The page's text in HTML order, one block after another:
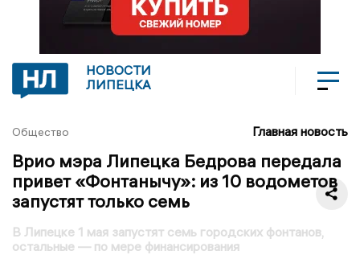
НОВОСТИ
ЛИПЕЦКА
Общество Главная новость
Врио мэра Липецка Бедрова передала
привет «Фонтанычу»: из 10 водометов
запустят только семь
В Липецке 1 мая запустят семь городских фонтанов,
остальные — по мере финансирования